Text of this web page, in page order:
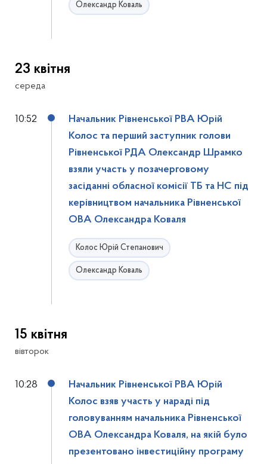
Олександр Коваль
23 квітня
середа
10:52
Начальник Рівненської РВА Юрій
Колос та перший заступник голови
Рівненської РДА Олександр Шрамко
взяли участь у позачерговому
засіданні обласної комісії ТБ та НС під
керівництвом начальника Рівненської
ОВА Олександра Коваля
Колос Юрій Степанович
Олександр Коваль
15 квітня
вівторок
10:28
Начальник Рівненської РВА Юрій
Колос взяв участь у нараді під
головуванням начальника Рівненської
ОВА Олександра Коваля, на якій було
презентовано інвестиційну програму